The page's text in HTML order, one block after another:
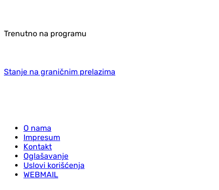
Trenutno na programu
Stanje na graničnim prelazima
O nama
Impresum
Kontakt
Oglašavanje
Uslovi korišćenja
WEBMAIL